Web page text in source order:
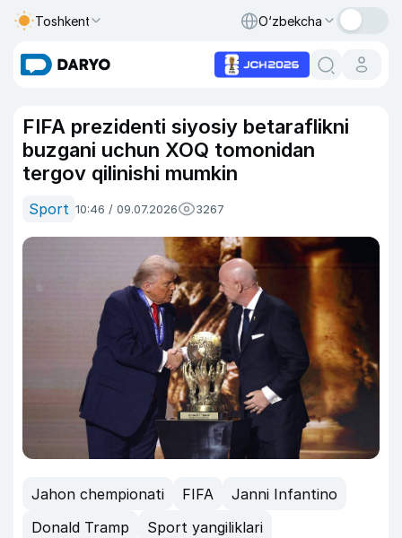
Toshkent O‘zbekcha
FIFA prezidenti siyosiy betaraflikni
buzgani uchun XOQ tomonidan
tergov qilinishi mumkin
Sport 10:46 / 09.07.2026 3267
Jahon chempionati FIFA
Janni Infantino
Donald Tramp
Sport yangiliklari